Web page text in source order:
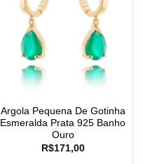
Argola Pequena De Gotinha
Esmeralda Prata 925 Banho
Ouro
R$171,00